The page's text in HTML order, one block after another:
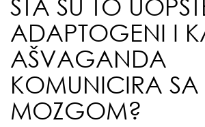
ŠTA SU TO
ADAPTOGENI I
AŠVAGANDA
KOMUNICIRA
MOZGOM?